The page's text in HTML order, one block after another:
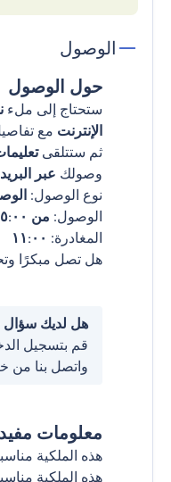
الوصول
حول الوصول
ستحتاج إلى ملء
الإنترنت مع
ثم ستتلقى
وصولك عبر
نوع الوصول:
الوصول: من ١٥:٠٠
المغادرة: ١١:٠٠
هل تصل مبكرًا
هل لديك
قم بتسجيل
واتصل بنا من
معلومات
هذه الملكية
هذه الملكية